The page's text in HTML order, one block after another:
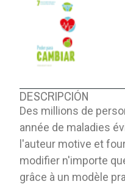
DESCRIPCIÓN
Des millions de
année de maladies
l'auteur motive et
modifier n'importe
grâce à un modèle